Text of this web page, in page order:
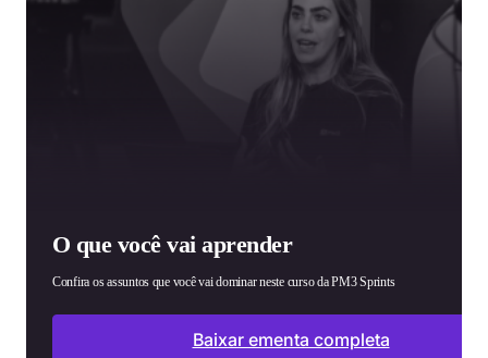
O que você vai aprender
Confira os assuntos que você vai dominar neste curso da PM3 Sprints
Baixar ementa completa